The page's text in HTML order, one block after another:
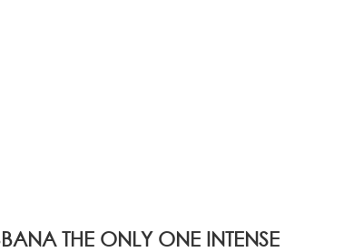
THE ONLY ONE INTENSE